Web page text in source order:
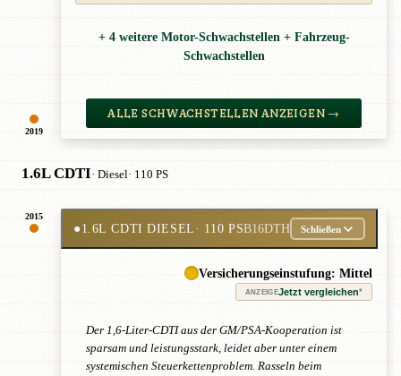
2019
+ 4 weitere Motor-Schwachstellen + Fahrzeug-
Schwachstellen
ALLE SCHWACHSTELLEN ANZEIGEN →
1.6L CDTI· Diesel· 110 PS
2015
●1.6L CDTI DIESEL· 110 PSB16DTH Schließen
Versicherungseinstufung: Mittel
ANZEIGEJetzt vergleichen*
Der 1,6-Liter-CDTI aus der GM/PSA-Kooperation ist
sparsam und leistungsstark, leidet aber unter einem
systemischen Steuerkettenproblem. Rasseln beim